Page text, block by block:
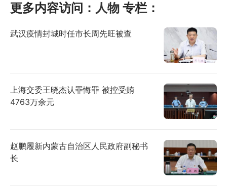
更多内容访问： 人物 专栏：
武汉疫情封城时任市长周先旺被查
上海交委王晓杰认罪悔罪 被控受贿
4763万余元
赵鹏履新内蒙古自治区人民政府副秘书
长